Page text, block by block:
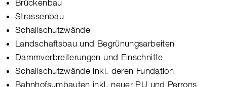
Brückenbau
Strassenbau
Schallschutzwände
Landschaftsbau und Begrünungsarbeiten
Dammverbreiterungen und Einschnitte
Schallschutzwände inkl. deren Fundation
Bahnhofsumbauten inkl. neuer PU und Perrons